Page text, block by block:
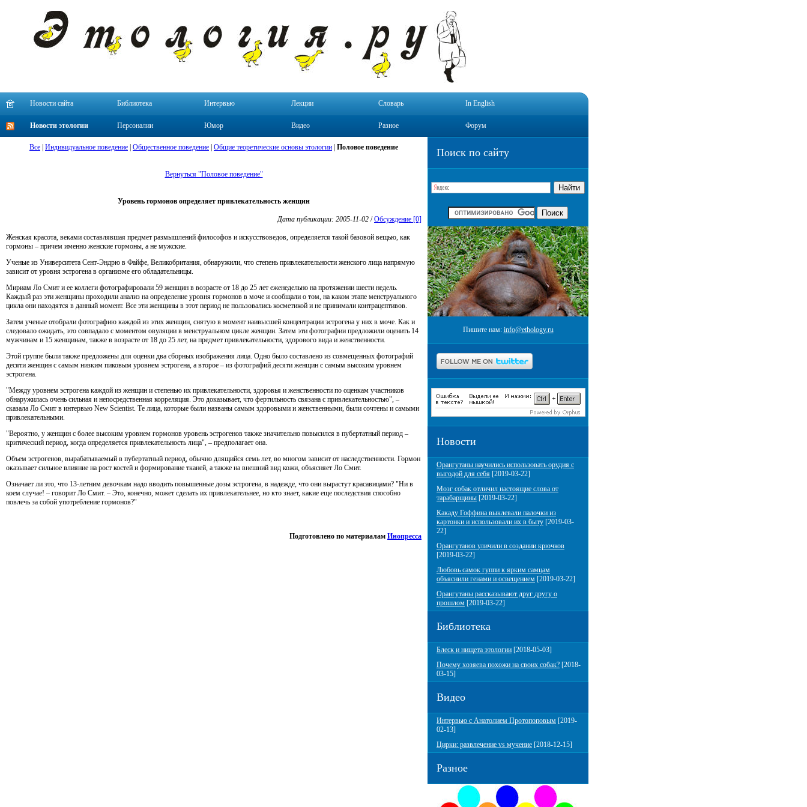
Новости сайта Библиотека Интервью Лекции Словарь In English
Новости этологии Персоналии Юмор Видео Разное Форум
Поиск по сайту
Пишите нам: info@ethology.ru
Новости
Орангутаны научились использовать орудия с
выгодой для себя [2019-03-22]
Мозг собак отличил настоящие слова от
тарабарщины [2019-03-22]
Какаду Гоффина выклевали палочки из
картонки и использовали их в быту [2019-03-
22]
Орангутанов уличили в создании крючков
[2019-03-22]
Любовь самок гуппи к ярким самцам
объяснили генами и освещением [2019-03-22]
Орангутаны рассказывают друг другу о
прошлом [2019-03-22]
Библиотека
Блеск и нищета этологии [2018-05-03]
Почему хозяева похожи на своих собак? [2018-
03-15]
Видео
Интервью с Анатолием Протопоповым [2019-
02-13]
Цирки: развлечение vs мучение [2018-12-15]
Разное
Все Индивидуальное поведение Общественное поведение Общие теоретические основы этологии Половое поведение
Вернуться "Половое поведение"
Уровень гормонов определяет привлекательность женщин
Дата публикации: 2005-11-02 /Обсуждение [0]
Женская красота, веками составлявшая предмет размышлений философов и искусствоведов, определяется такой базовой вещью, как
гормоны – причем именно женские гормоны, а не мужские.
Ученые из Университета Сент-Эндрю в Файфе, Великобритания, обнаружили, что степень привлекательности женского лица напрямую
зависит от уровня эстрогена в организме его обладательницы.
Мириам Ло Смит и ее коллеги фотографировали 59 женщин в возрасте от 18 до 25 лет еженедельно на протяжении шести недель.
Каждый раз эти женщины проходили анализ на определение уровня гормонов в моче и сообщали о том, на каком этапе менструального
цикла они находятся в данный момент. Все эти женщины в этот период не пользовались косметикой и не принимали контрацептивов.
Затем ученые отобрали фотографию каждой из этих женщин, снятую в момент наивысшей концентрации эстрогена у них в моче. Как и
следовало ожидать, это совпадало с моментом овуляции в менструальном цикле женщин. Затем эти фотографии предложили оценить 14
мужчинам и 15 женщинам, также в возрасте от 18 до 25 лет, на предмет привлекательности, здорового вида и женственности.
Этой группе были также предложены для оценки два сборных изображения лица. Одно было составлено из совмещенных фотографий
десяти женщин с самым низким пиковым уровнем эстрогена, а второе – из фотографий десяти женщин с самым высоким уровнем
эстрогена.
"Между уровнем эстрогена каждой из женщин и степенью их привлекательности, здоровья и женственности по оценкам участников
обнаружилась очень сильная и непосредственная корреляция. Это доказывает, что фертильность связана с привлекательностью", –
сказала Ло Смит в интервью New Scientist. Те лица, которые были названы самым здоровыми и женственными, были сочтены и самыми
привлекательными.
"Вероятно, у женщин с более высоким уровнем гормонов уровень эстрогенов также значительно повысился в пубертатный период –
критический период, когда определяется привлекательность лица", – предполагает она.
Объем эстрогенов, вырабатываемый в пубертатный период, обычно длящийся семь лет, во многом зависит от наследственности. Гормон
оказывает сильное влияние на рост костей и формирование тканей, а также на внешний вид кожи, объясняет Ло Смит.
Означает ли это, что 13-летним девочкам надо вводить повышенные дозы эстрогена, в надежде, что они вырастут красавицами? "Ни в
коем случае! – говорит Ло Смит. – Это, конечно, может сделать их привлекательнее, но кто знает, какие еще последствия способно
повлечь за собой употребление гормонов?"
Подготовлено по материалам Инопресса